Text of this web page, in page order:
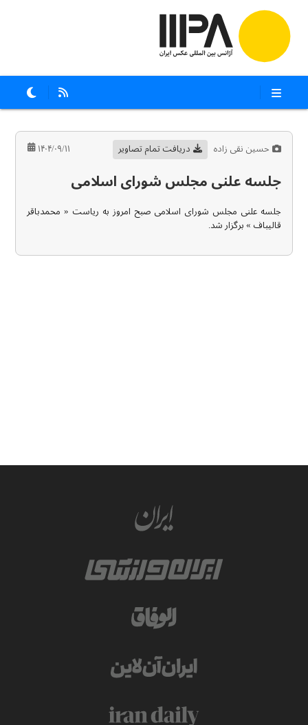
حسین نقی زاده دریافت تمام تصاویر ۱۴۰۴/۰۹/۱۱
جلسه علنی مجلس شورای اسلامی
جلسه علنی مجلس شورای اسلامی صبح امروز به ریاست « محمدباقر
قالیباف » برگزار شد.